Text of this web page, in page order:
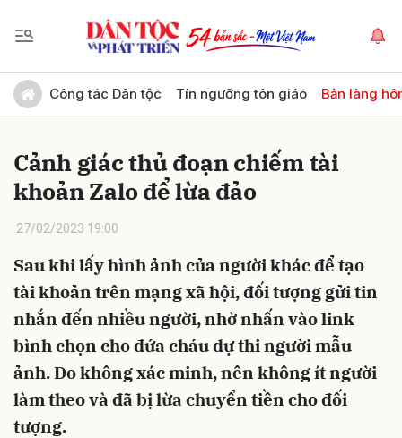
Công tác Dân tộc Tín ngưỡng tôn giáo Bản làng
Cảnh giác thủ đoạn chiếm tài
khoản Zalo để lừa đảo
27/02/2023 19:00
Sau khi lấy hình ảnh của người khác để tạo
tài khoản trên mạng xã hội, đối tượng gửi tin
nhắn đến nhiều người, nhờ nhấn vào link
bình chọn cho đứa cháu dự thi người mẫu
ảnh. Do không xác minh, nên không ít người
làm theo và đã bị lừa chuyển tiền cho đối
tượng.
Gửi bình luận
Hủy Gửi